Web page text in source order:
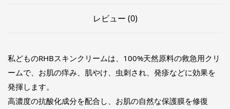
レビュー (0)
私どものRHBスキンクリームは、100%天然原料の救急用クリ
ームで、お肌の痒み、肌やけ、虫刺され、発疹などに効果を
発揮します。
高濃度の抗酸化成分を配合し、お肌の自然な保護膜を修復